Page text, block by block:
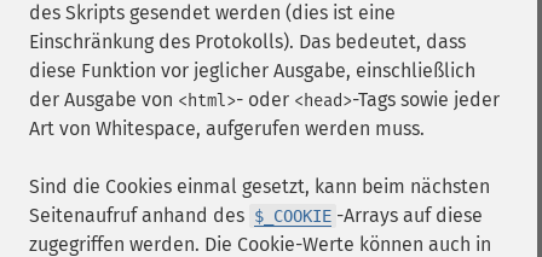
des Skripts gesendet werden (dies ist eine
Einschränkung des Protokolls). Das bedeutet, dass
diese Funktion vor jeglicher Ausgabe, einschließlich
der Ausgabe von <html>- oder <head>-Tags sowie jeder
Art von Whitespace, aufgerufen werden muss.
Sind die Cookies einmal gesetzt, kann beim nächsten
Seitenaufruf anhand des $_COOKIE -Arrays auf diese
zugegriffen werden. Die Cookie-Werte können auch in